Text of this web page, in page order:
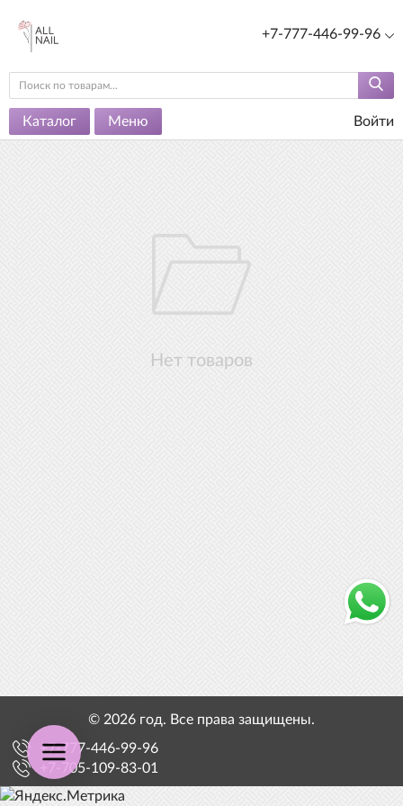
+7-777-446-99-96
Каталог Меню Войти
Нет товаров
© 2026 год. Все права защищены.
+7-777-446-99-96
+7-705-109-83-01